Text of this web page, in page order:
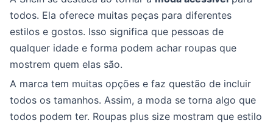
todos. Ela oferece muitas peças para diferentes
estilos e gostos. Isso significa que pessoas de
qualquer idade e forma podem achar roupas que
mostrem quem elas são.
A marca tem muitas opções e faz questão de incluir
todos os tamanhos. Assim, a moda se torna algo que
todos podem ter. Roupas plus size mostram que estilo